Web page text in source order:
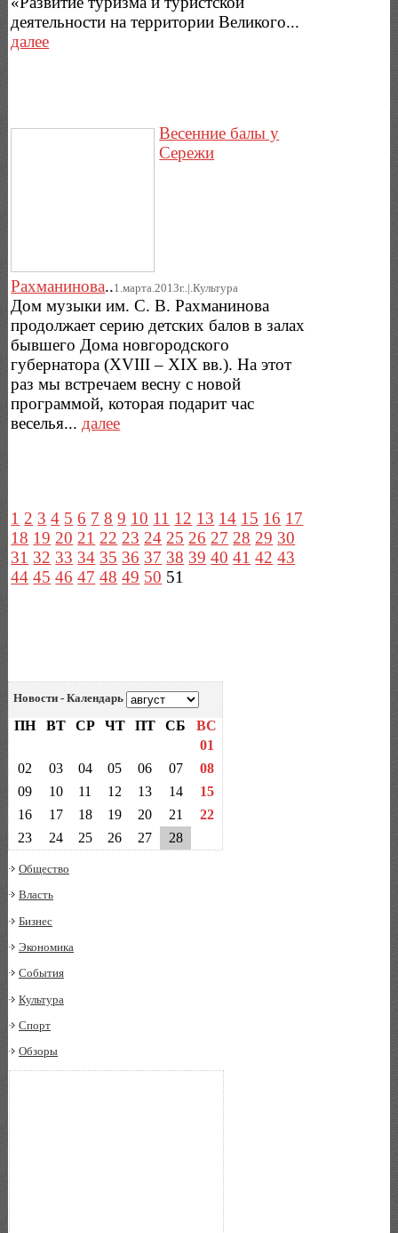
деятельности на территории Великого...
далее
Весенние балы у
Сережи
Рахманинова..1.марта.2013г..|.Культура
Дом музыки им. С. В. Рахманинова
продолжает серию детских балов в залах
бывшего Дома новгородского
губернатора (XVIII – XIX вв.). На этот
раз мы встречаем весну с новой
программой, которая подарит час
веселья...далее
1 2 3 4 5 6 7 8 9 10 11 12 13 14 15 16 17
18 19 20 21 22 23 24 25 26 27 28 29 30
31 32 33 34 35 36 37 38 39 40 41 42 43
44 45 46 47 48 49 50 51
Новости - Календарь
ПН ВТ СР ЧТ ПТ СБ
ВС
01
02
03 04 05 06 07
08
09
10 11 12 13 14
15
16
17 18 19 20 21
22
23
24 25 26 27 28
Общество
Власть
Бизнес
Экономика
События
Культура
Спорт
Обзоры